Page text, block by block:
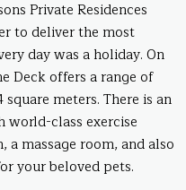
Private Residences
to deliver the most
day was a holiday. On
Deck offers a range of
meters. There is an
class exercise
massage room, and also
your beloved pets.